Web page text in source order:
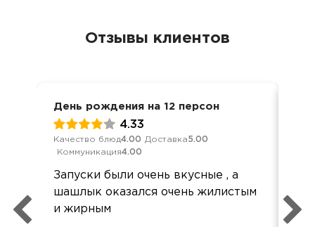
Отзывы клиентов
День рождения на 12 персон
4.33
Качество блюд4.00 Доставка5.00
Коммуникация4.00
Запуски были очень вкусные , а
шашлык оказался очень жилистым
и жирным